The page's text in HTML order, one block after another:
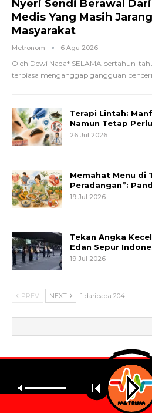
Nyeri Sendi Berawal
Medis Yang Masih
Masyarakat
Metronom 6 Agu 2026
Oleh Dewi Nada* SELAMA bertahun-
terbiasa menganggap gangguan
Terapi Lintah:
Namun Tetap
26 Jul 2026
Memahat Menu di
Peradangan”:
19 Jul 2026
Tekan Angka
Edan Sepur
19 Jul 2026
PREV NEXT 1 daripada 204
© 2026 - Metrum. All